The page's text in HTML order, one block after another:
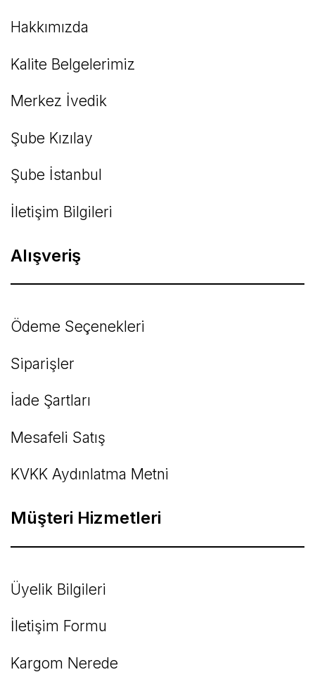
Hakkımızda
Kalite Belgelerimiz
Merkez İvedik
Şube Kızılay
Şube İstanbul
İletişim Bilgileri
Alışveriş
Ödeme Seçenekleri
Siparişler
İade Şartları
Mesafeli Satış
KVKK Aydınlatma Metni
Müşteri Hizmetleri
Üyelik Bilgileri
İletişim Formu
Kargom Nerede